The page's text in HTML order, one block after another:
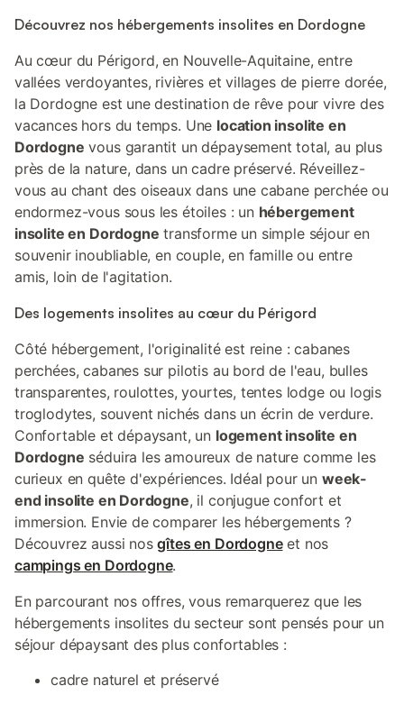
Découvrez nos hébergements insolites en Dordogne
Au cœur du Périgord, en Nouvelle-Aquitaine, entre
vallées verdoyantes, rivières et villages de pierre dorée,
la Dordogne est une destination de rêve pour vivre des
vacances hors du temps. Une location insolite en
Dordogne vous garantit un dépaysement total, au plus
près de la nature, dans un cadre préservé. Réveillez-
vous au chant des oiseaux dans une cabane perchée ou
endormez-vous sous les étoiles : un hébergement
insolite en Dordogne transforme un simple séjour en
souvenir inoubliable, en couple, en famille ou entre
amis, loin de l'agitation.
Des logements insolites au cœur du Périgord
Côté hébergement, l'originalité est reine : cabanes
perchées, cabanes sur pilotis au bord de l'eau, bulles
transparentes, roulottes, yourtes, tentes lodge ou logis
troglodytes, souvent nichés dans un écrin de verdure.
Confortable et dépaysant, un logement insolite en
Dordogne séduira les amoureux de nature comme les
curieux en quête d'expériences. Idéal pour un week-
end insolite en Dordogne, il conjugue confort et
immersion. Envie de comparer les hébergements ?
Découvrez aussi nosgîtes en Dordogneet nos
campings en Dordogne.
En parcourant nos offres, vous remarquerez que les
hébergements insolites du secteur sont pensés pour un
séjour dépaysant des plus confortables :
cadre naturel et préservé